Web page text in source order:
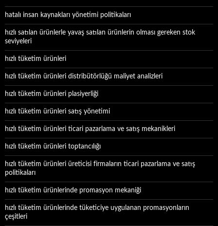
hatalı insan kaynakları yönetimi politikaları
hızlı satılan ürünlerle yavaş satılan ürünlerin olması gereken stok
seviyeleri
hızlı tüketim ürünleri
hızlı tüketim ürünleri distribütörlüğü maliyet analizleri
hızlı tüketim ürünleri plasiyerliği
hızlı tüketim ürünleri satış yönetimi
hızlı tüketim ürünleri ticari pazarlama ve satış mekanikleri
hızlı tüketim ürünleri toptancılığı
hızlı tüketim ürünleri üreticisi firmaların ticari pazarlama ve satış
politikaları
hızlı tüketim ürünlerinde promasyon mekaniği
hızlı tüketim ürünlerinde tüketiciye uygulanan promasyonların
çeşitleri